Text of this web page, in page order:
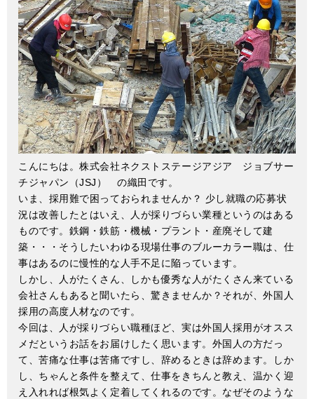
こんにちは。株式会社ネクストステージアジア ジョブサー
チジャパン（JSJ） の織田です。
いま、採用難で困っておられませんか？ 少し就職の応募状
況は改善したとはいえ、人が採りづらい業種というのはある
ものです。鉄鋼・鉄筋・機械・プラント・産廃そして建
築・・・そうしたいわゆる現場仕事のブルーカラー職は、仕
事はあるのに慢性的な人手不足に陥っています。
しかし、人がたくさん、しかも優秀な人がたくさん来ている
会社さんもあると聞いたら、驚きませんか？それが、外国人
採用の高度人材なのです。
今回は、人が採りづらい職種ほど、実は外国人採用がオスス
メだというお話をお届けしたく思います。外国人の方だっ
て、苦痛な仕事は苦痛ですし、辞めるときは辞めます。しか
し、ちゃんと条件を整えて、仕事をきちんと教え、温かく迎
え入れれば根気よく定着してくれるのです。なぜそのような